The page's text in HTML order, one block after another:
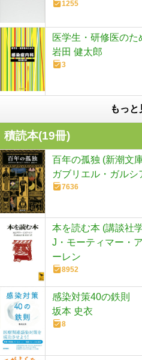
1255
医学生・研修医の
岩田 健太郎
3
もっと
積読本(19冊)
百年の孤独 (新潮文
ガブリエル・ガルシ
7636
本を読む本 (講談社
J・モーティマー・
ーレン
8952
感染対策40の鉄則
坂本 史衣
8